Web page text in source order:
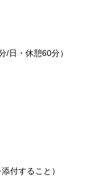
/日・休憩60分）
付すること）